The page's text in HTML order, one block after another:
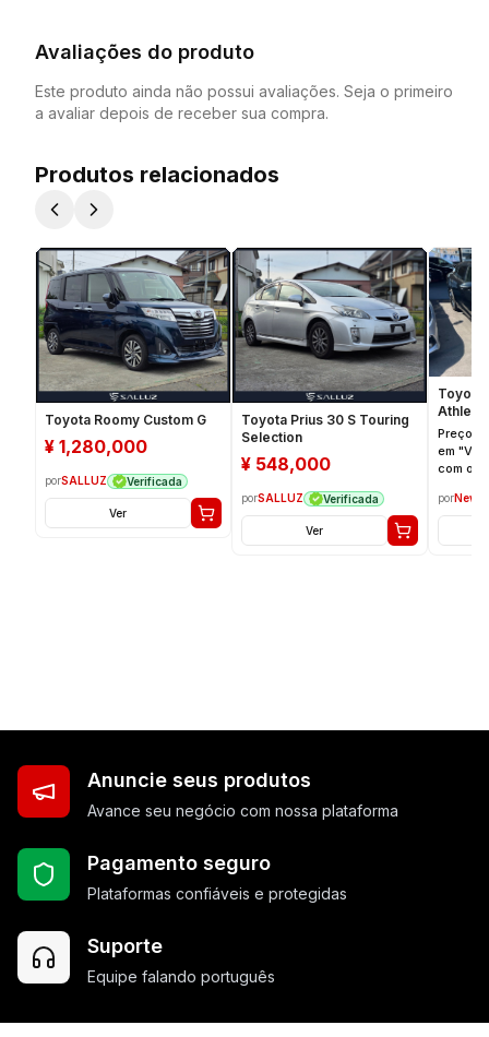
Avaliações do produto
Este produto ainda não possui avaliações. Seja o primeiro
a avaliar depois de receber sua compra.
Produtos relacionados
Toyota Roomy Custom G
¥ 1,280,000
porSALLUZ Verificada
Ver
Toyota Prius 30 S Touring
Selection
¥ 548,000
porSALLUZ Verificada
Ver
Toyota
Athlete
Preço
em
com o
porNew
Anuncie seus produtos
Avance seu negócio com nossa plataforma
Pagamento seguro
Plataformas confiáveis e protegidas
Suporte
Equipe falando português